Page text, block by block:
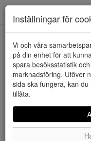
HEM DUFFY
Inställningar för
Vi och våra
på din enhet för att
spara besöksstatistik
marknadsföring. Utöver
sida ska fungera, kan
tillåta.